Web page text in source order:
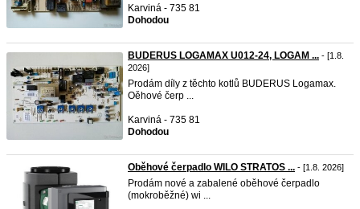
Karviná - 735 81
Dohodou
BUDERUS LOGAMAX U012-24, LOGAM ... - [1.8.
2026]
Prodám díly z těchto kotlů BUDERUS Logamax.
Oěhové čerp ...
Karviná - 735 81
Dohodou
Oběhové čerpadlo WILO STRATOS ... - [1.8. 2026]
Prodám nové a zabalené oběhové čerpadlo
(mokroběžné) wi ...